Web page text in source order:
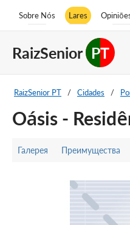
Sobre Nós Lares
RaizSenior PT
RaizSenior PT / Cidades /
Oásis -
Галерея Преимущества